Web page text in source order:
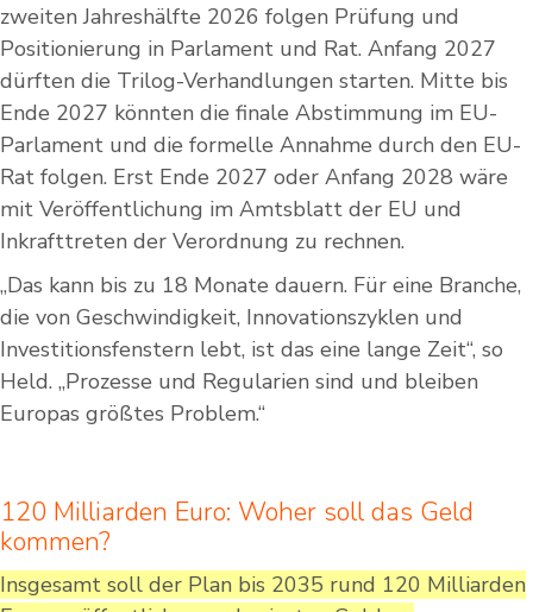
zweiten Jahreshälfte 2026 folgen Prüfung und
Positionierung in Parlament und Rat. Anfang 2027
dürften die Trilog-Verhandlungen starten. Mitte bis
Ende 2027 könnten die finale Abstimmung im EU-
Parlament und die formelle Annahme durch den EU-
Rat folgen. Erst Ende 2027 oder Anfang 2028 wäre
mit Veröffentlichung im Amtsblatt der EU und
Inkrafttreten der Verordnung zu rechnen.
„Das kann bis zu 18 Monate dauern. Für eine Branche,
die von Geschwindigkeit, Innovationszyklen und
Investitionsfenstern lebt, ist das eine lange Zeit“, so
Held. „Prozesse und Regularien sind und bleiben
Europas größtes Problem.“
120 Milliarden Euro: Woher soll das Geld
kommen?
Insgesamt soll der Plan bis 2035 rund 120 Milliarden